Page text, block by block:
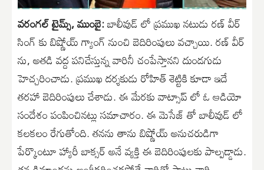
వరంగల్ టైమ్స్, ముంబై:బాలీవుడ్ లో ప్రముఖ నటుడు రణ్ వీర్
సింగ్ కు బిష్ణోయ్ గ్యాంగ్ నుంచి బెదిరింపులు వచ్చాయి. రణ్ వీర్
ను, అతడి వద్ద పనిచేస్తున్న వారినీ చంపేస్తానని దుండగుడు
హెచ్చరించాడు. ప్రముఖ దర్శకుడు రోహిత్ శెట్టికి కూడా ఇదే
తరహా బెదిరింపులు చేశాడు. ఈ మేరకు వాట్సాప్ లో ఓ ఆడియో
సందేశం పంపించినట్లు సమాచారం. ఈ మెసేజ్ తో బాలీవుడ్ లో
కలకలం రేగుతోంది. తనను తాను బిష్ణోయ్ అనుచరుడిగా
పేర్కొంటూ హ్యారీ బాక్సర్ అనే వ్యక్తి ఈ బెదిరింపులకు పాల్పడ్డాడు.